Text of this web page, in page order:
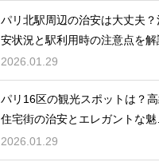
パリ北駅周辺の治安は大丈夫？
安状況と駅利用時の注意点を解
2026.01.29
パリ16区の観光スポットは？高
住宅街の治安とエレガントな魅
を紹介
2026.01.29